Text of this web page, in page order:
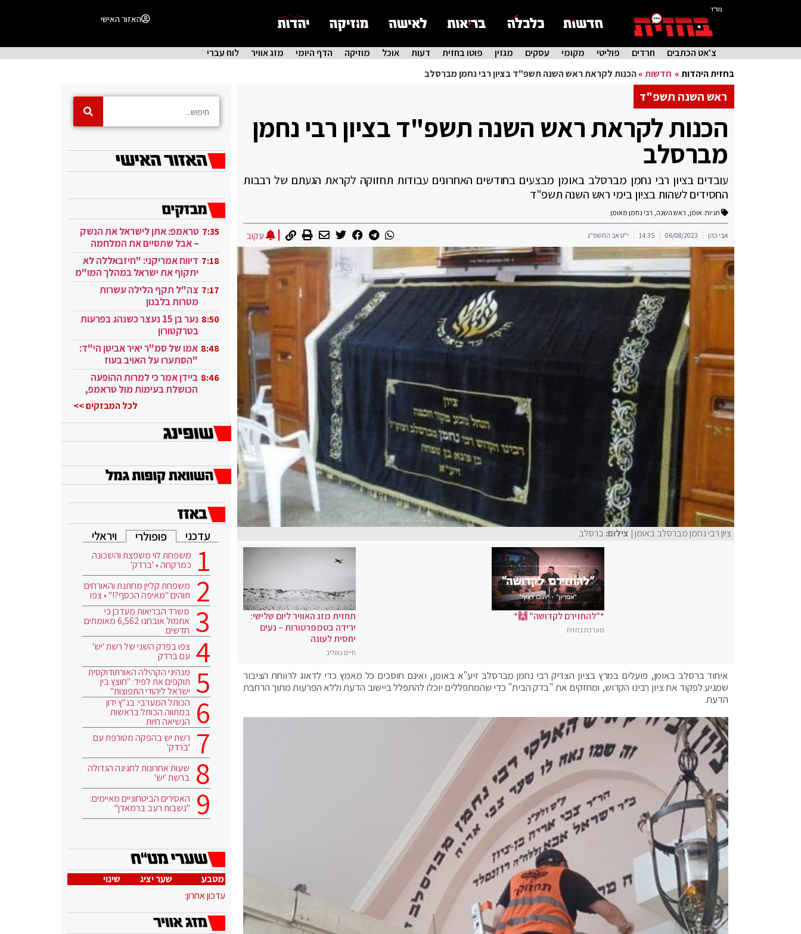
בס"ד
האזור האישי
צ'אט הכתבים חרדים פוליטי מקומי עסקים מגזין פוטו בחזית דעות אוכל מוזיקה הדף היומי מזג אוויר
לוח עברי
בחזית היהדות» חדשות»הכנות לקראת ראש השנה תשפ"ד בציון רבי נחמן מברסלב
ראש השנה תשפ"ד
הכנות לקראת ראש השנה תשפ"ד בציון רבי נחמן
מברסלב
עובדים בציון רבי נחמן מברסלב באומן מבצעים בחודשים האחרונים עבודות תחזוקה לקראת הגעתם של רבבות
החסידים לשהות בציון בימי ראש השנה תשפ"ד
תגיות: אומן, ראש השנה, רבי נחמן מאומן
אבי כהן 06/08/2023
14:35 י"ט אב התשפ"ג עקוב
ציון רבי נחמן מברסלב באומן| צילום: ברסלב
*"להחזירם לקדושה" 🙌*
מערכת בחזית
תחזית מזג האוויר ליום שלישי:
ירידה בטמפרטורות – נעים
יחסית לעונה
חיים גוטליב
איחוד ברסלב באומן, פועלים במרץ בציון הצדיק רבי נחמן מברסלב זיע"א באומן, ואינם חוסכים כל מאמץ כדי לדאוג לרווחת הציבור
שמגיע לפקוד את ציון רבינו הקדוש, ומחזקים את "בדק הבית" כדי שהמתפללים יוכלו להתפלל ביישוב הדעת וללא הפרעות מתוך הרחבת
הדעת.
7:35 טראמפ: אתן לישראל את הנשק
– אבל שתסיים את המלחמה
בעזה 7:18 דיווח אמריקני: "חיזבאללה לא
יתקוף את ישראל במהלך המו"מ
בקטאר" 7:17 צה"ל תקף הלילה עשרות
מטרות בלבנון
8:50
נער בן 15 נעצר כשנהג בפרעות
בטרקטורון
8:48 אמו של סמ"ר יאיר אביטן הי"ד:
"הסתערו על האויב בעוז
ובגבורה" 8:46 ביידן אמר כי למרות ההופעה
הכושלת בעימות מול טראמפ,
לכל המבזקים >>
עדכני פופולרי ויראלי
משפחת לוי משפצת והשכונה
כמרקחה • 'ברדק'
משפחת קליין מחתנת והאורחים
תוהים "מאיפה הכסף?!" • צפו
משרד הבריאות מעדכן כי
אתמול אובחנו 6,562 מאומתים
חדשים
צפו בפרק השני של רשת 'יש'
עם ברדק
מנהיגי הקהילה האורתודוקסית
תוקפים את לפיד: "חוצץ בין
ישראל ליהודי התפוצות"
הכותל המערבי: בג"ץ ידון
במתווה הכותל בראשות
הנשיאה חיות
רשת יש בהפקה מטורפת עם
'ברדק'
שעות אחרונות לחגיגה הגדולה
ברשת 'יש'
האסירים הביטחוניים מאיימים:
"נשבות רעב ברמאדן"
מטבע שער יציג
שינוי
עדכון אחרון: